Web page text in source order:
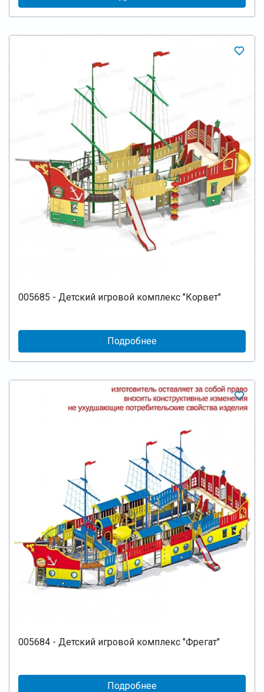
005685 - Детский игровой комплекс "Корвет"
Подробнее
005684 - Детский игровой комплекс "Фрегат"
Подробнее